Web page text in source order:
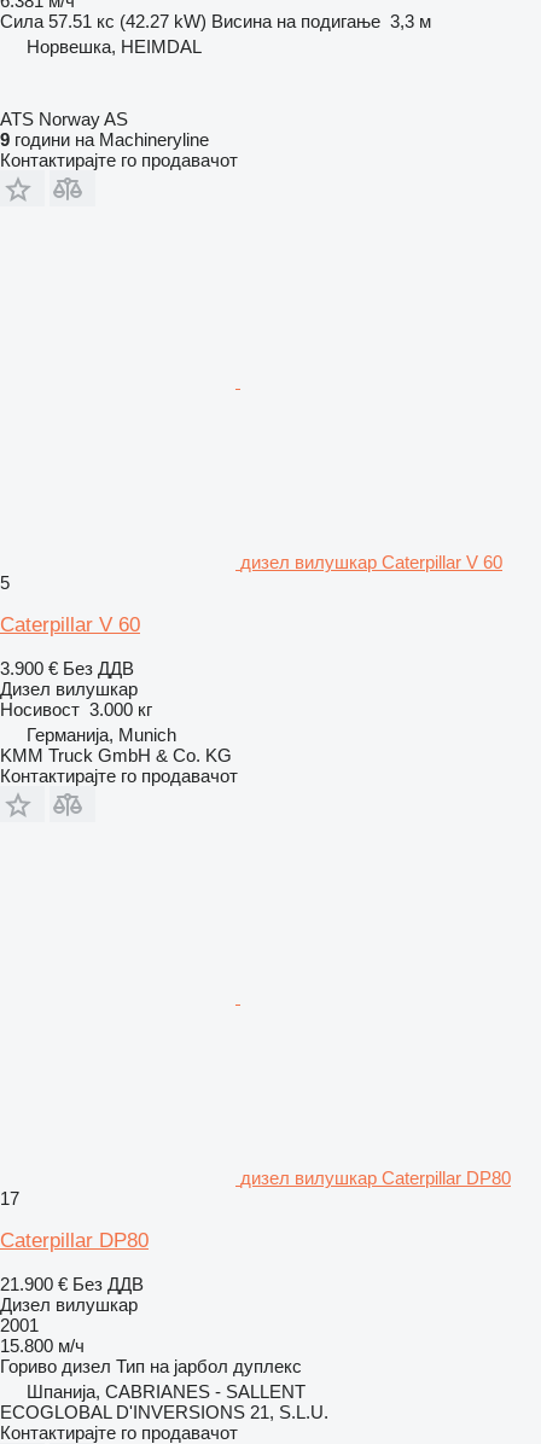
Сила 57.51 кс (42.27 kW) Висина на подигање 3,3 м
Норвешка, HEIMDAL
ATS Norway AS
9 години на Machineryline
Контактирајте го продавачот
дизел вилушкар Caterpillar V 60
5
Caterpillar V 60
3.900 € Без ДДВ
Дизел вилушкар
Носивост 3.000 кг
Германија, Munich
KMM Truck GmbH & Co. KG
Контактирајте го продавачот
дизел вилушкар Caterpillar DP80
17
Caterpillar DP80
21.900 € Без ДДВ
Дизел вилушкар
2001
15.800 м/ч
Гориво дизел Тип на јарбол дуплекс
Шпанија, CABRIANES - SALLENT
ECOGLOBAL D'INVERSIONS 21, S.L.U.
Контактирајте го продавачот